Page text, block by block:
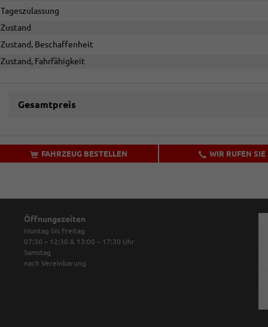
Tageszulassung
Zustand
Zustand, Beschaffenheit
Zustand, Fahrfähigkeit
Gesamtpreis
FAHRZEUG BESTELLEN WIR RUFEN SIE
Öffnungszeiten
Montag bis Freitag
07:30 – 12:30 & 13:00 – 17:30 Uhr
Samstag
nach Vereinbarung